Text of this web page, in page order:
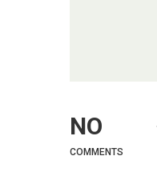
NO
COMMENTS